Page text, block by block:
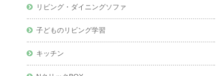
リビング・ダイニングソファ
子どものリビング学習
キッチン